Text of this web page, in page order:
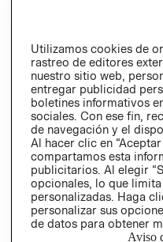
Ecuador ($)
CAMBIAR REGIÓN
Utilizamos cookies de
rastreo de editores
nuestro sitio web,
entregar publicidad
boletines informativos
sociales. Con ese fin,
de navegación y el
Al hacer clic en
compartamos esta
publicitarios. Al elegir
opcionales, lo que
personalizadas. Haga
personalizar sus
de datos para obtener
Aviso